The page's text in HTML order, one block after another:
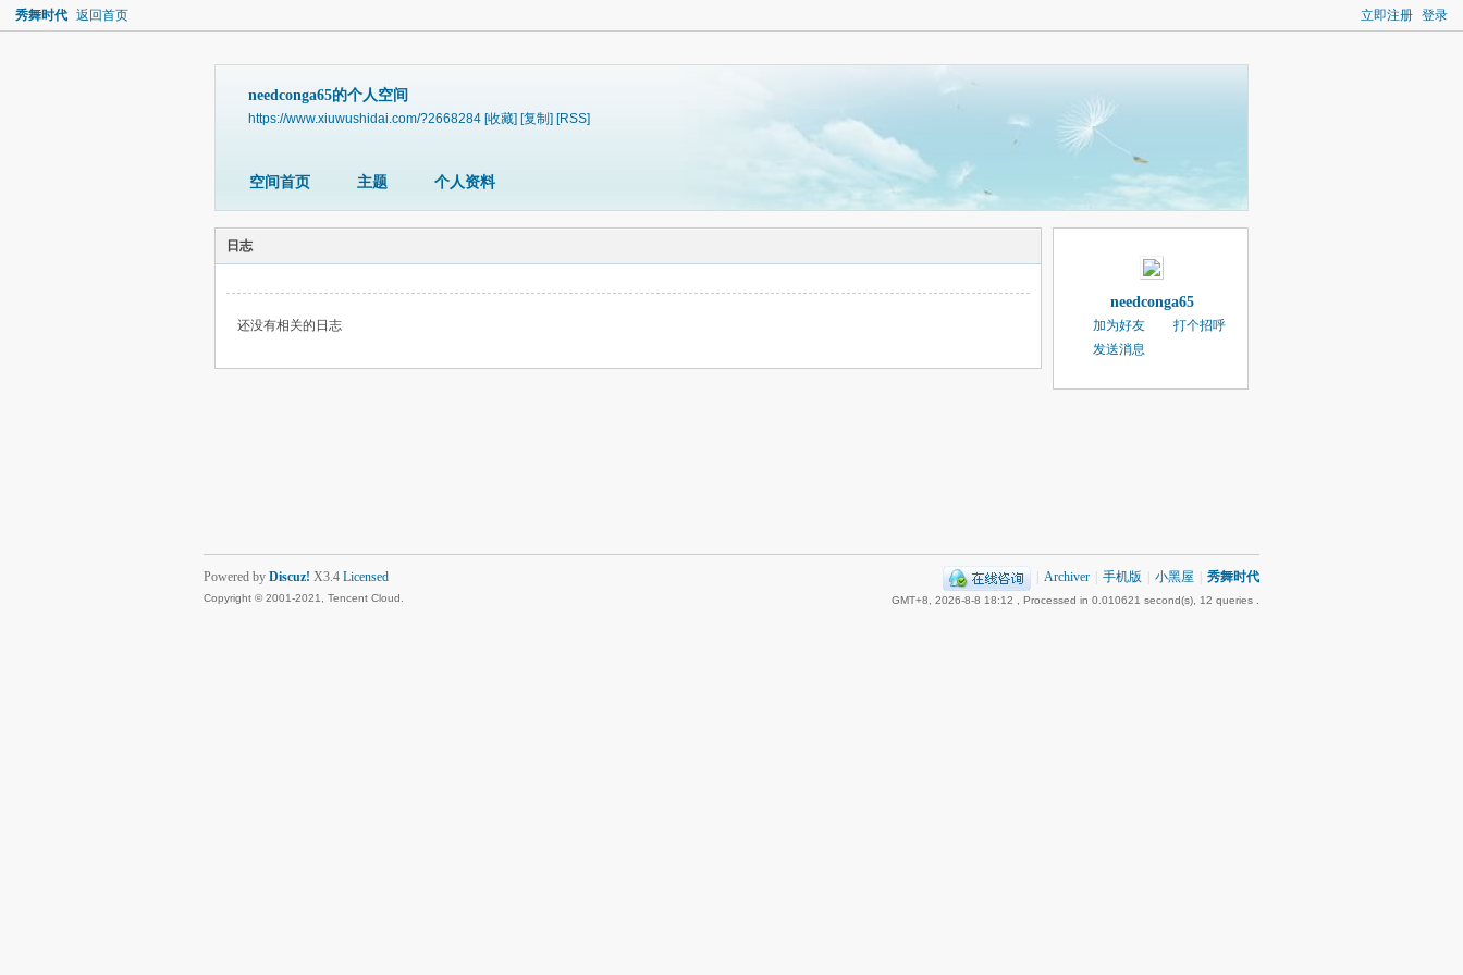
立即注册 登录
秀舞时代 返回首页
needconga65的个人空间
https://www.xiuwushidai.com/?2668284 [收藏] [复制] [RSS]
空间首页 主题 个人资料
日志
还没有相关的日志
needconga65
加为好友
打个招呼
发送消息
Archiver 手机版 小黑屋 秀舞时代
GMT+8, 2026-8-8 18:12 , Processed in 0.010621 second(s), 12 queries .
Powered by Discuz! X3.4 Licensed
Copyright © 2001-2021, Tencent Cloud.